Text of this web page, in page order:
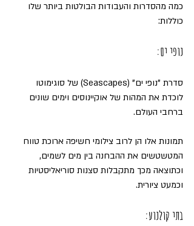
כמה מהסדרות והעבודות הבולטות ביותר שלו
כוללות:
נופי ים:
סדרת "נופי ים" (Seascapes) של סוגימוטו
לוכדת את המהות של אוקיינוסים וימים שונים
ברחבי העולם.
תמונות אלו הן לרוב צילומי חשיפה ארוכת טווח
המטשטשים את ההבחנה בין מים לשמים,
וכתוצאה מכך מתקבלות סצנות סוריאליסטיות
וכמעט ציורית.
בתי קולנוע: